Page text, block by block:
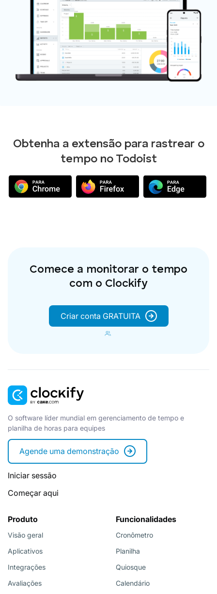
Obtenha a extensão para rastrear o
tempo no Todoist
Comece a monitorar o tempo
com o Clockify
Criar conta GRATUITA
O software líder mundial em gerenciamento de tempo e
planilha de horas para equipes
Agende uma demonstração
Iniciar sessão
Começar aqui
Produto
Visão geral
Aplicativos
Integrações
Avaliações
Funcionalidades
Cronômetro
Planilha
Quiosque
Calendário